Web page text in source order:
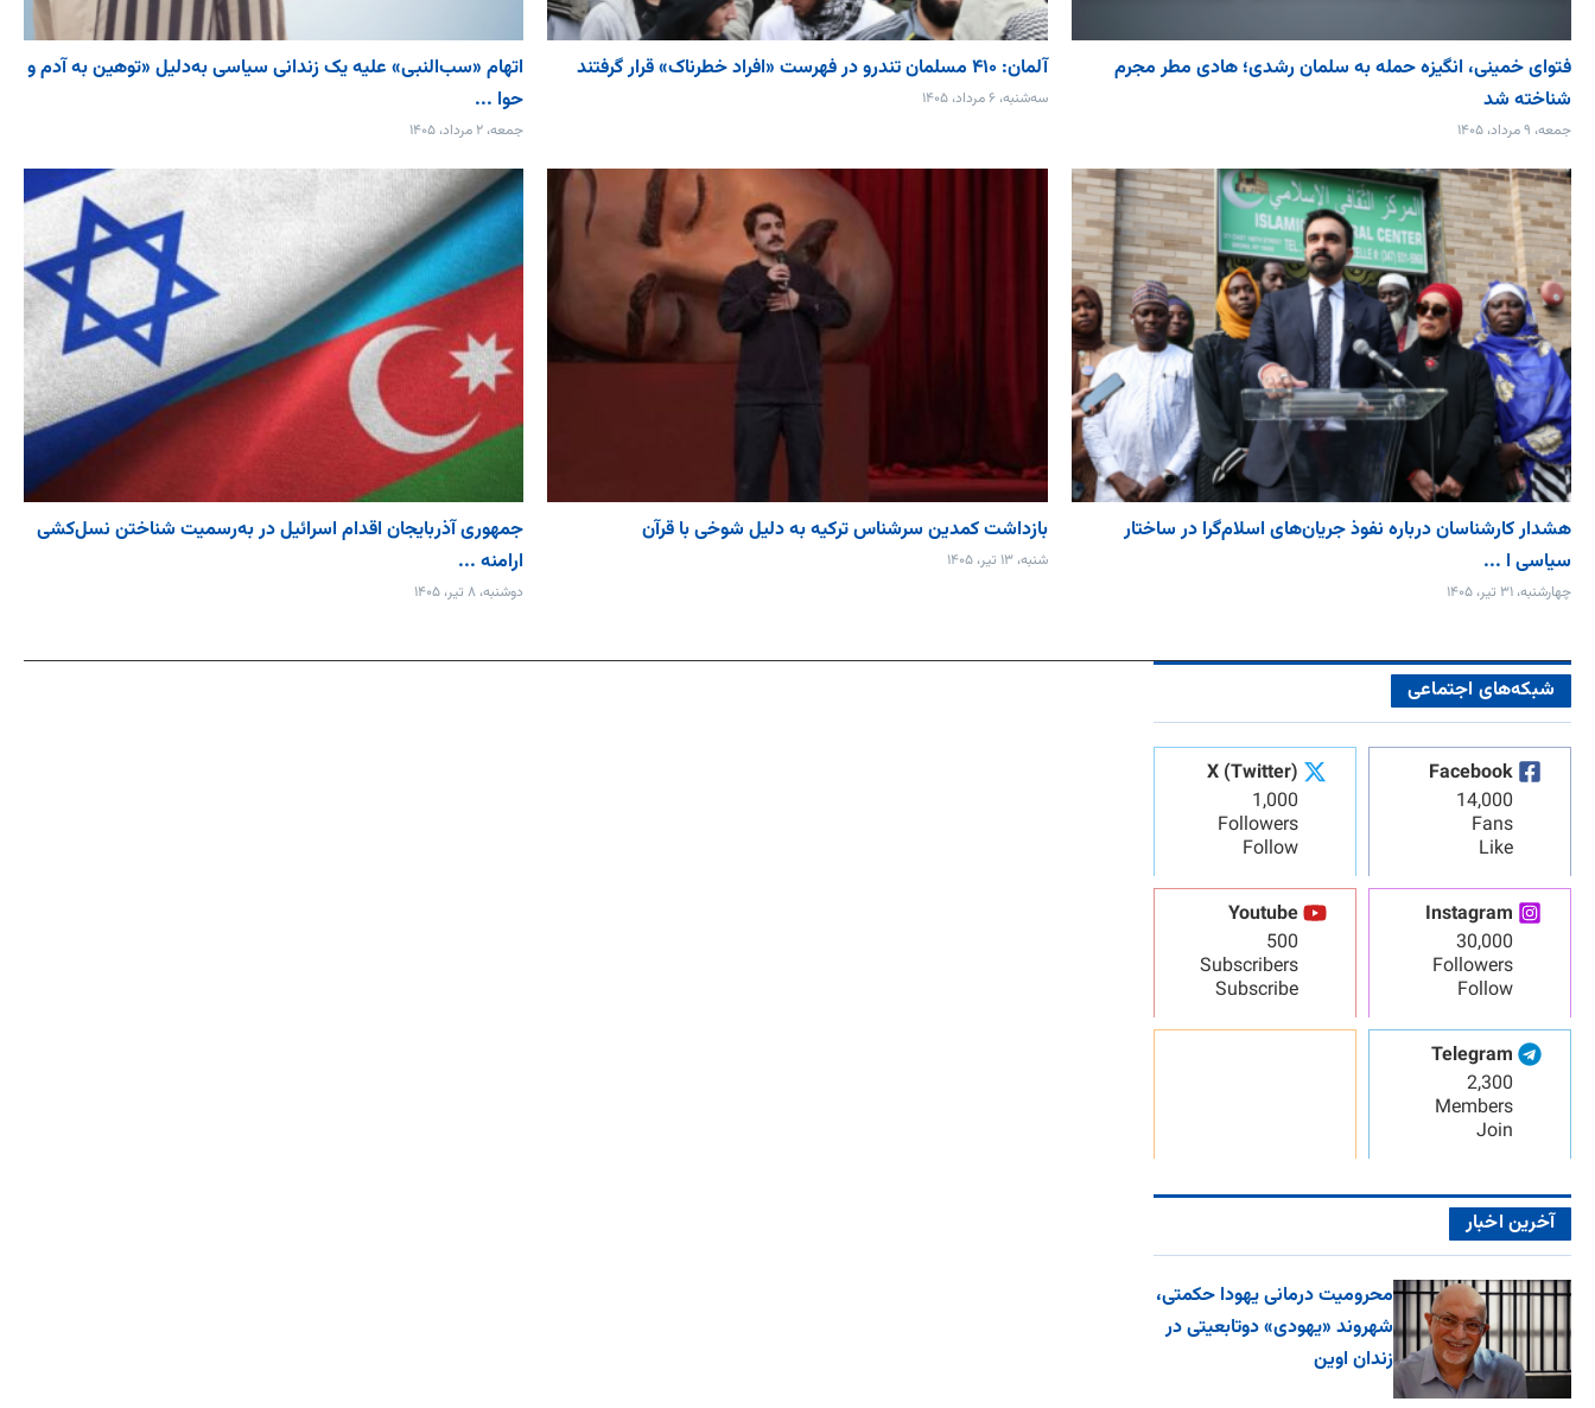
فتوای خمینی، انگیزه حمله به سلمان رشدی؛ هادی مطر مجرم
شناخته شد
جمعه، ۹ مرداد، ۱۴۰۵
آلمان: ۴۱۰ مسلمان تندرو در فهرست «افراد خطرناک» قرار گرفتند
سه‌شنبه، ۶ مرداد، ۱۴۰۵
اتهام «سب‌النبی» علیه یک زندانی سیاسی به‌دلیل «توهین به آدم و
حوا ...
جمعه، ۲ مرداد، ۱۴۰۵
هشدار کارشناسان درباره نفوذ جریان‌های اسلام‌گرا در ساختار
سیاسی ا ...
چهارشنبه، ۳۱ تیر، ۱۴۰۵
بازداشت کمدین سرشناس ترکیه به دلیل شوخی با قرآن
شنبه، ۱۳ تیر، ۱۴۰۵
جمهوری آذربایجان اقدام اسرائیل در به‌رسمیت شناختن نسل‌کشی
ارامنه ...
دوشنبه، ۸ تیر، ۱۴۰۵
شبکه‌های اجتماعی
Facebook
14,000
Fans
Like
X (Twitter)
1,000
Followers
Follow
Instagram
30,000
Followers
Follow
Youtube
500
Subscribers
Subscribe
Telegram
2,300
Members
Join
آخرین اخبار
محرومیت درمانی یهودا حکمتی،
شهروند «یهودی» دوتابعیتی در
زندان اوین